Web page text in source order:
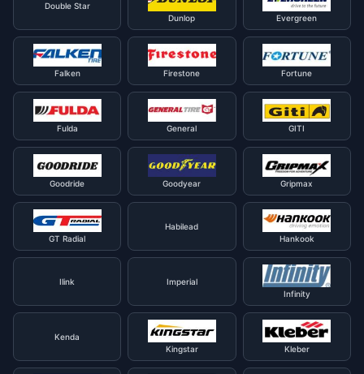
Double Star
Dunlop
Evergreen
Falken Firestone Fortune
Fulda General GITI
Goodride Goodyear Gripmax
GT Radial
Habilead
Hankook
Ilink
Imperial
Infinity
Kenda
Kingstar
Kleber